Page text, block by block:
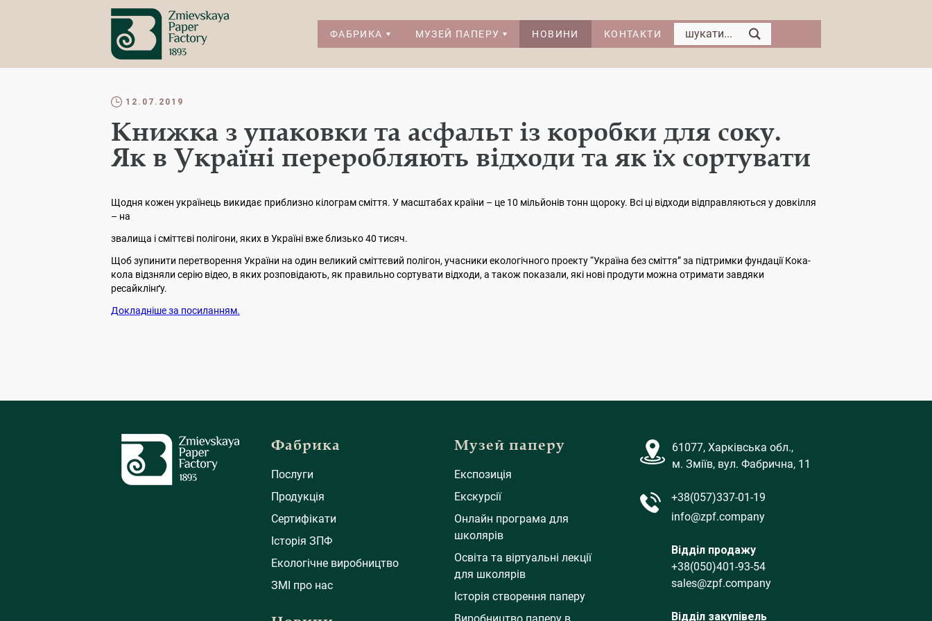
ФАБРИКА МУЗЕЙ ПАПЕРУ НОВИНИ КОНТАКТИ
12.07.2019
Книжка з упаковки та асфальт із коробки для соку.
Як в Україні переробляють відходи та як їх сортувати
Щодня кожен українець викидає приблизно кілограм сміття. У масштабах країни – це 10 мільйонів тонн щороку. Всі ці відходи відправляються у довкілля
– на
звалища і сміттєві полігони, яких в Україні вже близько 40 тисяч.
Щоб зупинити перетворення України на один великий сміттєвий полігон, учасники екологічного проекту “Україна без сміття” за підтримки фундації Кока-
кола відзняли серію відео, в яких розповідають, як правильно сортувати відходи, а також показали, які нові продути можна отримати завдяки
ресайклінґу.
Докладніше за посиланням.
Фабрика
Послуги
Продукція
Сертифікати
Історія ЗПФ
Екологічне виробництво
ЗМІ про нас
Музей паперу
Експозиція
Екскурсії
Онлайн програма для
школярів
Освіта та віртуальні лекції
для школярів
Історія створення паперу
61077, Харківська обл.,
м. Зміїв, вул. Фабрична, 11
+38(057)337-01-19
info@zpf.company
Відділ продажу
+38(050)401-93-54
sales@zpf.company
Відділ закупівель